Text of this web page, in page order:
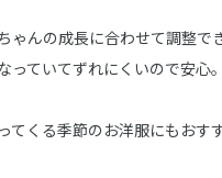
んの成長に合わせて調整で
ていてずれにくいので安心。
てくる季節のお洋服にもおすす